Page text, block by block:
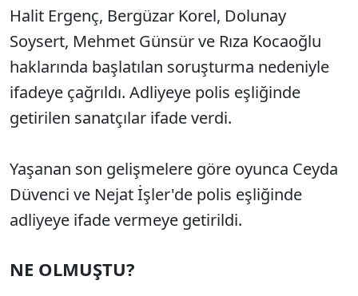
Halit Ergenç, Bergüzar Korel, Dolunay
Soysert, Mehmet Günsür ve Rıza Kocaoğlu
haklarında başlatılan soruşturma nedeniyle
ifadeye çağrıldı. Adliyeye polis eşliğinde
getirilen sanatçılar ifade verdi.
Yaşanan son gelişmelere göre oyunca Ceyda
Düvenci ve Nejat İşler'de polis eşliğinde
adliyeye ifade vermeye getirildi.
NE OLMUŞTU?